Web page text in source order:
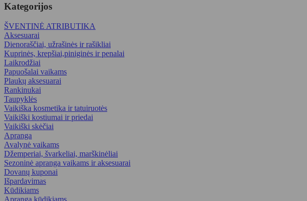
Kategorijos
ŠVENTINĖ ATRIBUTIKA
Aksesuarai
Dienoraščiai, užrašinės ir rašikliai
Kuprinės, krepšiai,piniginės ir penalai
Laikrodžiai
Papuošalai vaikams
Plaukų aksesuarai
Rankinukai
Taupyklės
Vaikiška kosmetika ir tatuiruotės
Vaikiški kostiumai ir priedai
Vaikiški skėčiai
Apranga
Avalynė vaikams
Džemperiai, švarkeliai, marškinėliai
Sezoninė apranga vaikams ir aksesuarai
Dovanų kuponai
Išpardavimas
Kūdikiams
Apranga kūdikiams